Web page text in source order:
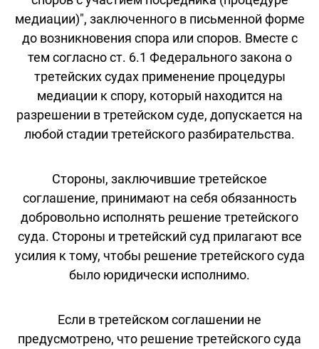
медиации)", заключенного в письменной форме
до возникновения спора или споров. Вместе с
тем согласно ст. 6.1 Федерального закона о
третейских судах применение процедуры
медиации к спору, который находится на
разрешении в третейском суде, допускается на
любой стадии третейского разбирательства.
Стороны, заключившие третейское
соглашение, принимают на себя обязанность
добровольно исполнять решение третейского
суда. Стороны и третейский суд прилагают все
усилия к тому, чтобы решение третейского суда
было юридически исполнимо.
Если в третейском соглашении не
предусмотрено, что решение третейского суда